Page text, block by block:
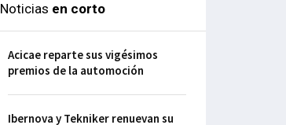
Noticias en corto
Acicae reparte sus vigésimos
premios de la automoción
Ibernova y Tekniker renuevan su